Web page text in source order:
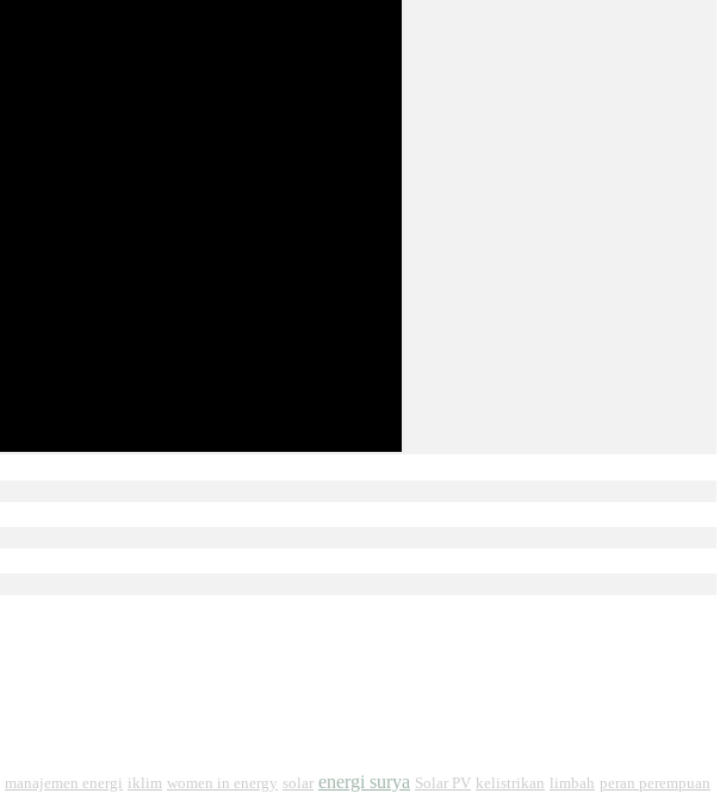
manajemen energi iklim women in energy solar energi surya Solar PV kelistrikan limbah peran perempuan